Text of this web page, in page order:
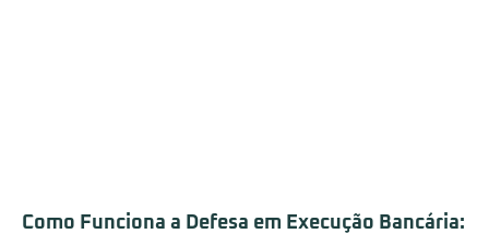
Como Funciona a Defesa em Execução Bancária: